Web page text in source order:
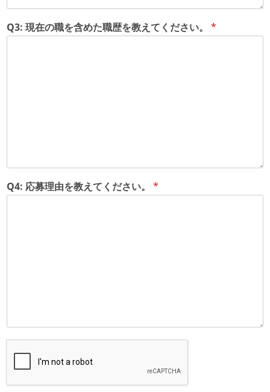
Q3: 現在の職を含めた職歴を教えてください。 *
Q4: 応募理由を教えてください。 *